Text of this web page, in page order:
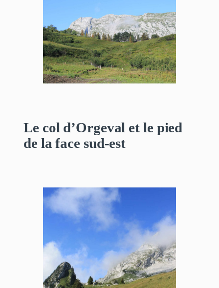
Le col d’Orgeval et le pied
de la face sud-est